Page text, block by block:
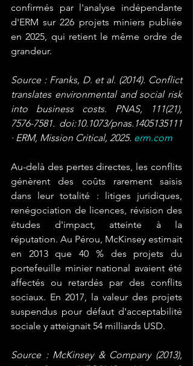
confirmés par l'analyse indépendante
d'ERM sur 226 projets miniers publiée
en 2025, qui retient le même ordre de
grandeur.
Source : Franks, D. et al. (2014). Conflict
translates environmental and social risk
into business costs. PNAS, 111(21),
7576-7581. doi:10.1073/pnas.1405135111
· ERM, Mission Critical, 2025. erm.com
Au-delà des pertes directes, les conflits
génèrent des coûts rarement saisis
dans leur totalité : litiges juridiques,
renégociation de licences, révision des
études d'impact, atteinte à la
réputation. Au Pérou, McKinsey estimait
en 2013 que 40 % des projets du
portefeuille minier national avaient été
affectés ou retardés par des conflits
sociaux. En 2017, la valeur des projets
suspendus pour défaut d'acceptabilité
sociale y atteignait 54 milliards USD.
Source : McKinsey & Company (2013),